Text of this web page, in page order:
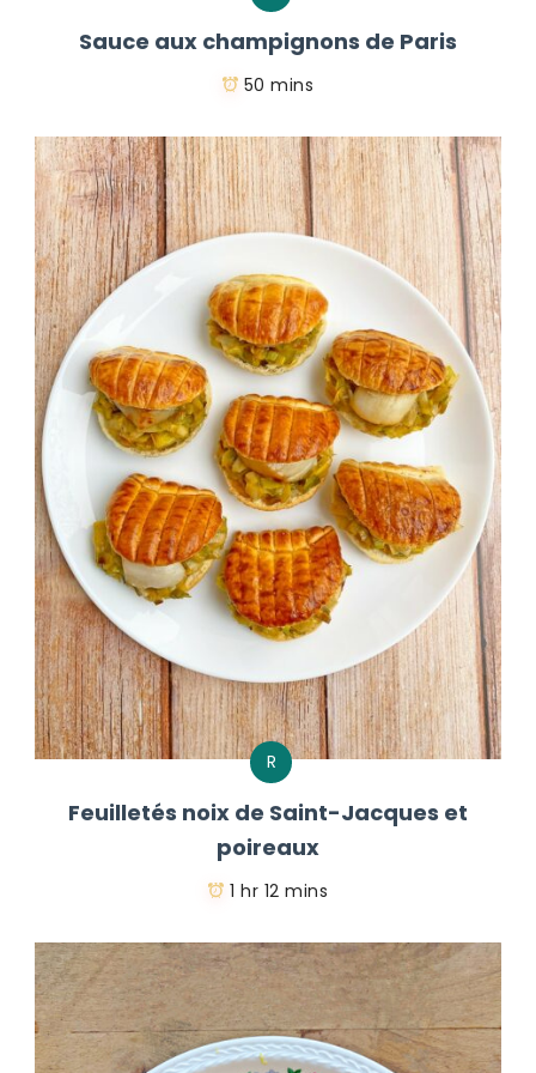
Sauce aux champignons de Paris
50 mins
R
Feuilletés noix de Saint-Jacques et
poireaux
1 hr 12 mins